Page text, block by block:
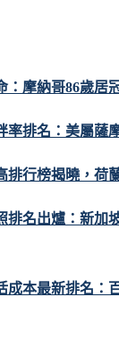
：摩納哥86歲居
率排名：美屬薩
排行榜揭曉，荷
排名出爐：新加
成本最新排名：